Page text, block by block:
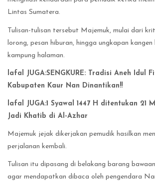
Lintas Sumatera.
Tulisan-tulisan tersebut Majemuk, mulai dari
lorong, pesan hiburan, hingga ungkapan
kampung halaman.
lafal JUGA:SENGKURE: Tradisi Aneh Idul
Kabupaten Kaur Nan Dinantikan!!
lafal JUGA:1 Syawal 1447 H ditentukan 21
Jadi Khatib di Al-Azhar
Majemuk jejak dikerjakan pemudik hasilkan
perjalanan kembali.
Tulisan itu dipasang di belakang barang
agar mendapatkan dibaca oleh pengendara